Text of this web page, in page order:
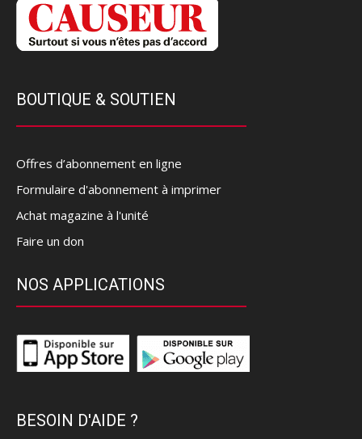
BOUTIQUE & SOUTIEN
Offres d’abonnement en ligne
Formulaire d'abonnement à imprimer
Achat magazine à l'unité
Faire un don
NOS APPLICATIONS
BESOIN D'AIDE ?